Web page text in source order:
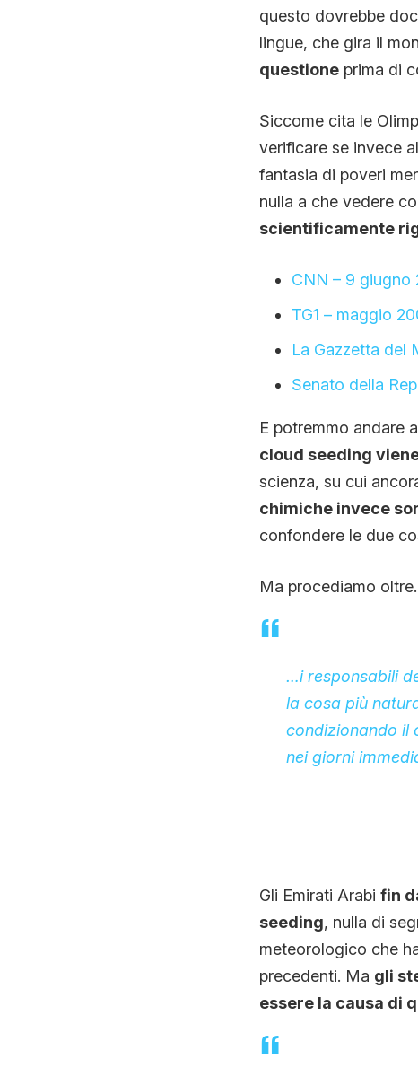
questo dovrebbe
lingue, che gira il
questioneprima di
Siccome cita le
verificare se invece
fantasia di poveri
nulla a che vedere
scientificamente
CNN – 9 giugno
TG1 – maggio
La Gazzetta del
Senato della
E potremmo andare
cloud seeding
scienza, su cui
chimiche invece
confondere le due
Ma procediamo
…i responsabili
la cosa più
condizionando il
nei giorni
Gli Emirati Arabi fin
seeding, nulla di
meteorologico che
precedenti. Ma gli
essere la causa di